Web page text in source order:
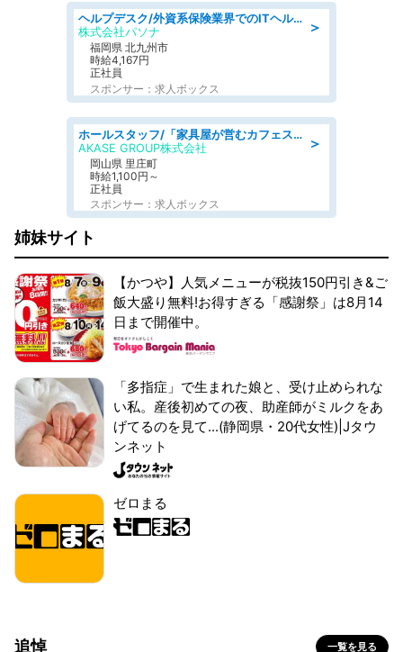
＞
ヘルプデスク/外資系保険業界でのITヘルプデスク業務/駅近/即日勤務可/ヘルプデスク
株式会社パソナ
福岡県 北九州市
時給4,167円
正社員
スポンサー：求人ボックス
＞
ホールスタッフ/「家具屋が営むカフェスタッフ!」週2日～OK!嬉しいまかない付き/岡山県/浅口郡里庄町
AKASE GROUP株式会社
岡山県 里庄町
時給1,100円～
正社員
スポンサー：求人ボックス
姉妹サイト
【かつや】人気メニューが税抜150円引き&ご
飯大盛り無料!お得すぎる「感謝祭」は8月14
日まで開催中。
「多指症」で生まれた娘と、受け止められな
い私。産後初めての夜、助産師がミルクをあ
げてるのを見て...(静岡県・20代女性)|Jタウ
ンネット
ゼロまる
追悼 一覧を見る